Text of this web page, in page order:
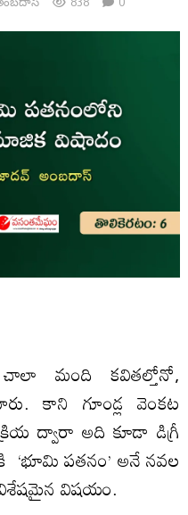
మంది కవితల్తోనో,
కాని గూండ్ల వెంకట
ద్వారా అది కూడా డిగ్రీ
పతనం’ అనే నవల
విషయం.